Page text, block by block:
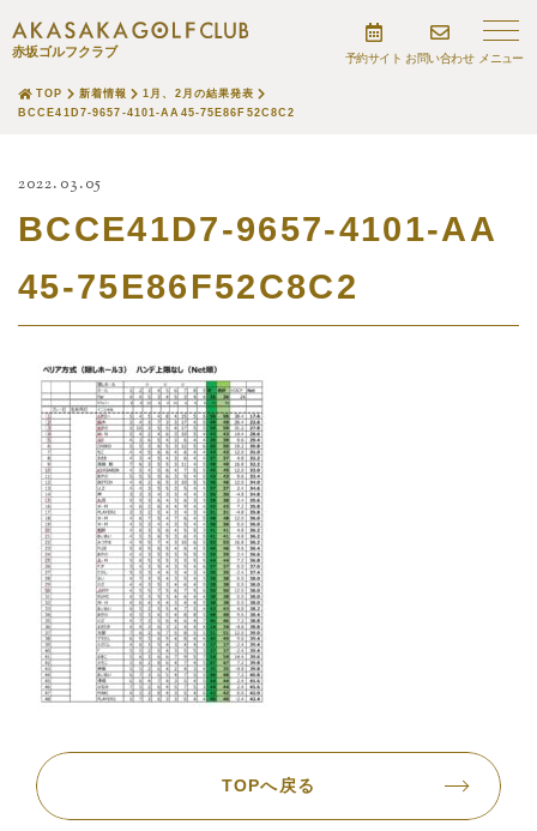
赤坂ゴルフクラブ 予約サイト お問い合わせ
TOP 新着情報
1月、2月の結果発表
BCCE41D7-9657-4101-AA45-75E86F52C8C2
2022.03.05
BCCE41D7-9657-4101-AA
45-75E86F52C8C2
TOPへ戻る